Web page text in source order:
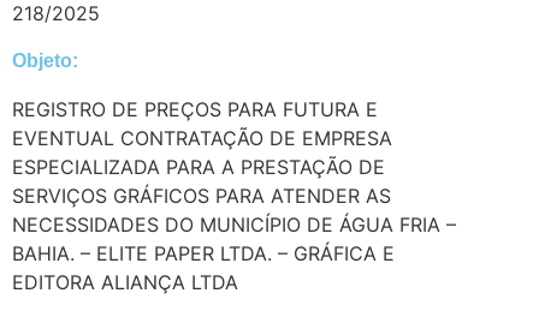
218/2025
Objeto:
REGISTRO DE PREÇOS PARA FUTURA E
EVENTUAL CONTRATAÇÃO DE EMPRESA
ESPECIALIZADA PARA A PRESTAÇÃO DE
SERVIÇOS GRÁFICOS PARA ATENDER AS
NECESSIDADES DO MUNICÍPIO DE ÁGUA FRIA –
BAHIA. – ELITE PAPER LTDA. – GRÁFICA E
EDITORA ALIANÇA LTDA